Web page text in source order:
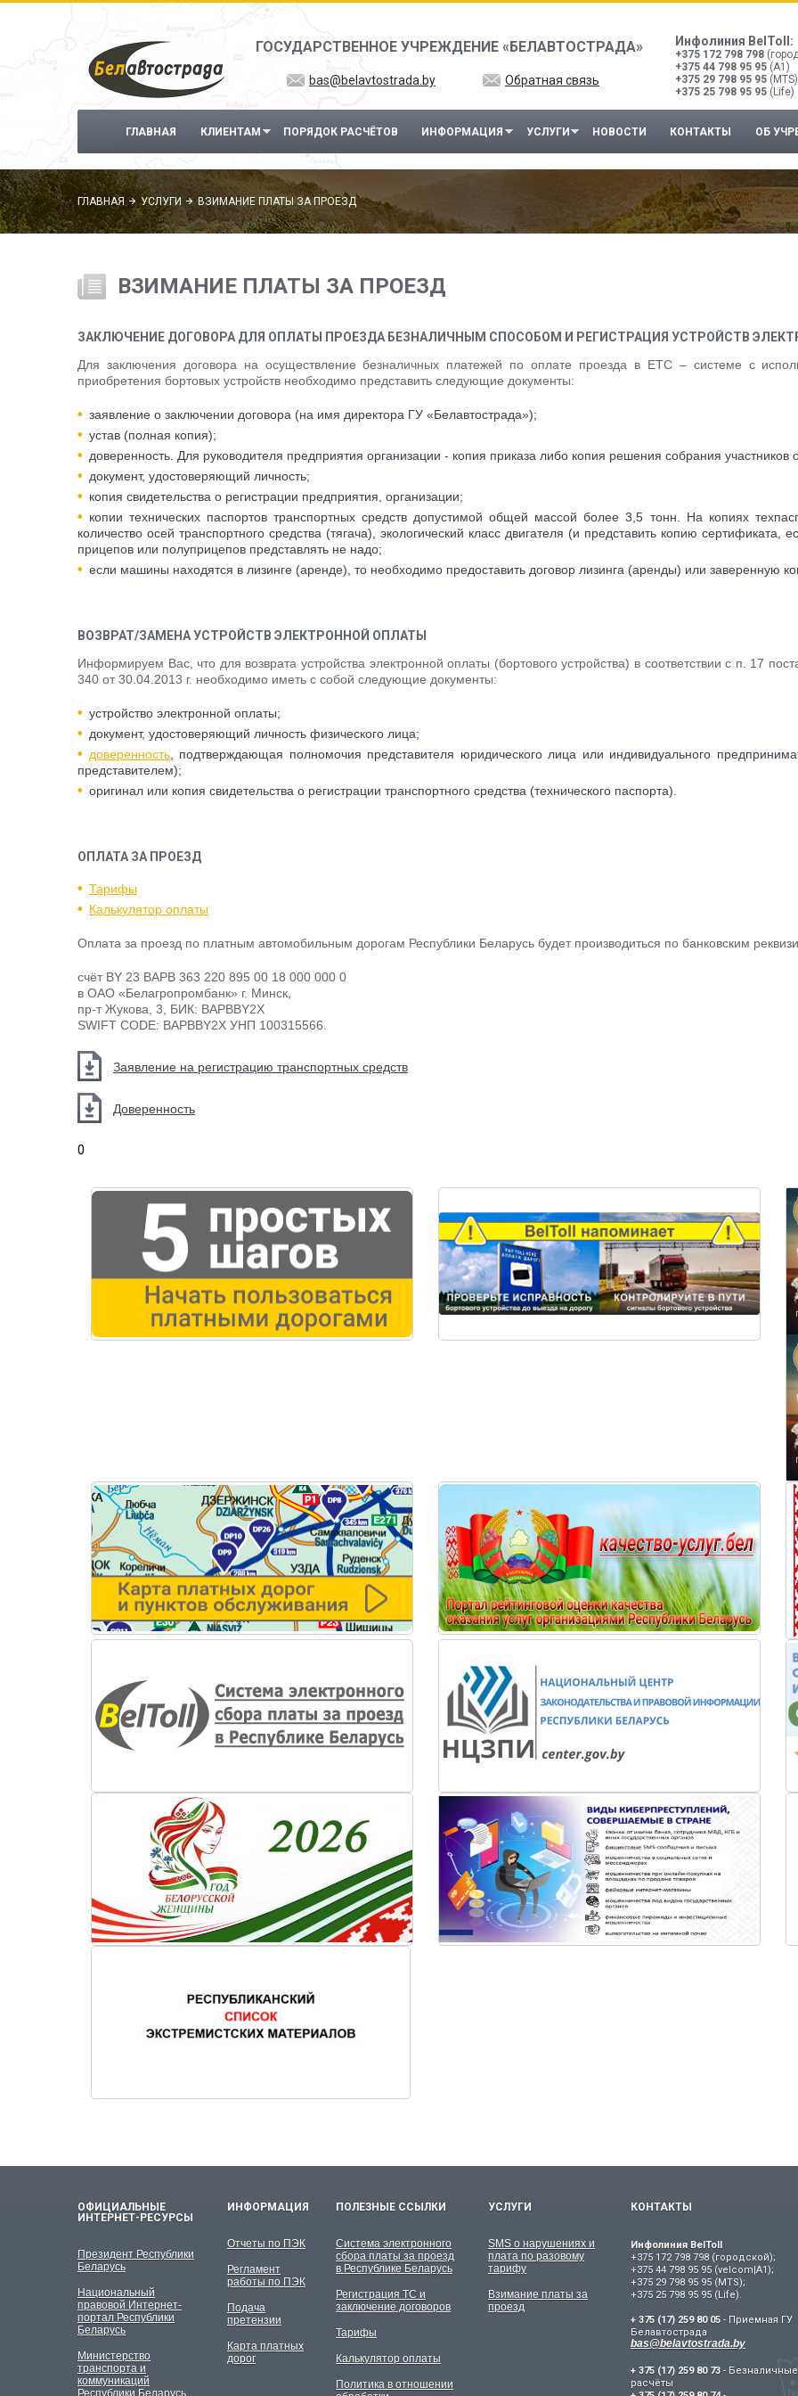
Перейти к основному содержанию
ГОСУДАРСТВЕННОЕ УЧРЕЖДЕНИЕ «БЕЛАВТОСТРАДА» Инфолиния BelToll:
+375 172 798 798
+375 44 798 95 95 (A1)
+375 29 798 95 95 (MTS)
+375 25 798 95 95 (Life)
bas@belavtostrada.by Обратная связь
ГЛАВНАЯ КЛИЕНТАМ ПОРЯДОК РАСЧЁТОВ ИНФОРМАЦИЯ УСЛУГИ НОВОСТИ КОНТАКТЫ ОБ
ГЛАВНАЯ УСЛУГИ ВЗИМАНИЕ ПЛАТЫ ЗА ПРОЕЗД
ВЗИМАНИЕ ПЛАТЫ ЗА ПРОЕЗД
ЗАКЛЮЧЕНИЕ ДОГОВОРА ДЛЯ ОПЛАТЫ ПРОЕЗДА БЕЗНАЛИЧНЫМ СПОСОБОМ И РЕГИСТРАЦИЯ УСТРОЙСТВ
Для заключения договора на осуществление безналичных платежей по оплате проезда в ЕТС – системе с
приобретения бортовых устройств необходимо представить следующие документы:
заявление о заключении договора (на имя директора ГУ «Белавтострада»);
устав (полная копия);
доверенность. Для руководителя предприятия организации - копия приказа либо копия решения собрания участников
документ, удостоверяющий личность;
копия свидетельства о регистрации предприятия, организации;
копии технических паспортов транспортных средств допустимой общей массой более 3,5 тонн. На копиях
количество осей транспортного средства (тягача), экологический класс двигателя (и представить копию
прицепов или полуприцепов представлять не надо;
если машины находятся в лизинге (аренде), то необходимо предоставить договор лизинга (аренды) или заверенную
ВОЗВРАТ/ЗАМЕНА УСТРОЙСТВ ЭЛЕКТРОННОЙ ОПЛАТЫ
Информируем Вас, что для возврата устройства электронной оплаты (бортового устройства) в соответствии с п. 17
340 от 30.04.2013 г. необходимо иметь с собой следующие документы:
устройство электронной оплаты;
документ, удостоверяющий личность физического лица;
доверенность , подтверждающая полномочия представителя юридического лица или индивидуального
представителем);
оригинал или копия свидетельства о регистрации транспортного средства (технического паспорта).
ОПЛАТА ЗА ПРОЕЗД
Тарифы
Калькулятор оплаты
Оплата за проезд по платным автомобильным дорогам Республики Беларусь будет производиться по банковским
счёт BY 23 BAPB 363 220 895 00 18 000 000 0
в ОАО «Белагропромбанк» г. Минск,
пр-т Жукова, 3, БИК: BAPBBY2X
SWIFT CODE: BAPBBY2X УНП 100315566.
Заявление на регистрацию транспортных средств
Доверенность
0
ОФИЦИАЛЬНЫЕ
ИНТЕРНЕТ-РЕСУРСЫ
Президент Республики
Беларусь
Национальный
правовой Интернет-
портал Республики
Беларусь
Министерство
транспорта и
коммуникаций
Республики Беларусь
ИНФОРМАЦИЯ
Отчеты по ПЭК
Регламент
работы по ПЭК
Подача
претензии
Карта платных
дорог
ПОЛЕЗНЫЕ ССЫЛКИ
Система электронного
сбора платы за проезд
в Республике Беларусь
Регистрация ТС и
заключение договоров
Тарифы
Калькулятор оплаты
Политика в отношении
УСЛУГИ
SMS о нарушениях и
плата по разовому
тарифу
Взимание платы за
проезд
КОНТАКТЫ
Инфолиния BelToll
+375 172 798 798 (городской);
+375 44 798 95 95 (velcom|A1);
+375 29 798 95 95 (MTS);
+375 25 798 95 95 (Life).
+ 375 (17) 259 80 05 - Приемная ГУ
Белавтострада
bas@belavtostrada.by
+ 375 (17) 259 80 73 - Безналичные
расчёты